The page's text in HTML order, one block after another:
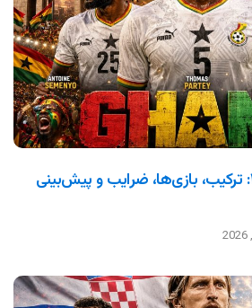
غنا در جام جهانی ۲۰۲۶: ترکیب، بازی‌ها، ضرایب و پیش‌بینی